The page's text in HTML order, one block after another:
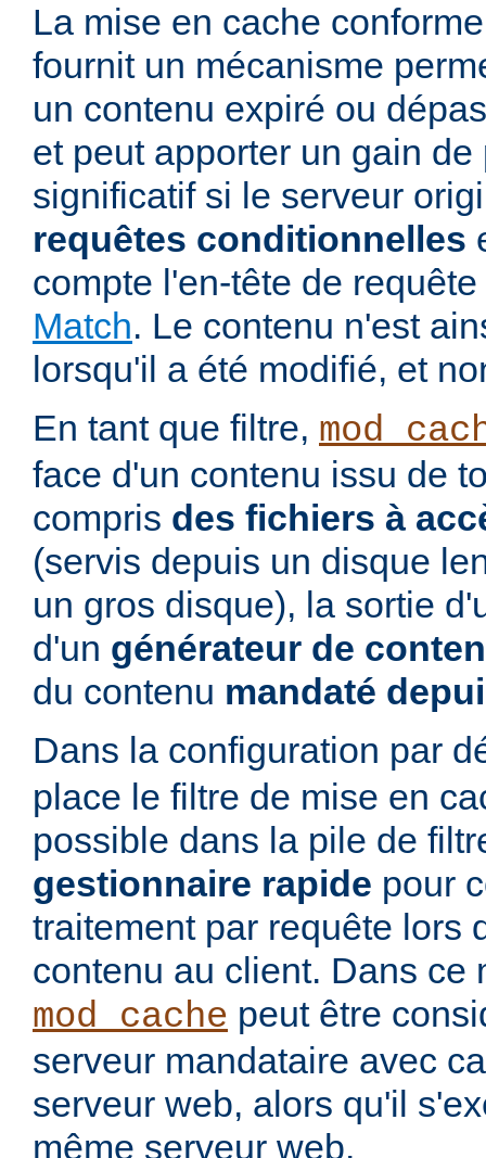
La mise en cache
fournit un mécanisme
un contenu expiré ou
et peut apporter un gain
significatif si le serveur
requêtes conditionnelles
compte l'en-tête de
Match. Le contenu n'est
lorsqu'il a été modifié, et
En tant que filtre,
face d'un contenu issu de
compris des fichiers à
(servis depuis un disque
un gros disque), la sortie
d'un générateur de
du contenu mandaté
Dans la configuration par
place le filtre de mise en
possible dans la pile de
gestionnaire rapide pour
traitement par requête lors
contenu au client. Dans ce
mod_cache peut être
serveur mandataire avec
serveur web, alors qu'il
même serveur web.